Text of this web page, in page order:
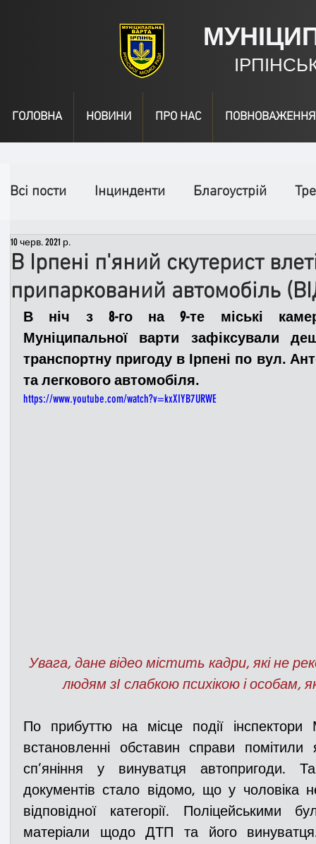
ГОЛОВНА НОВИНИ ПРО НАС ПОВНОВАЖЕННЯ
Всі пости Інцинденти Благоустрій
День народження
Спільні заходи
Медицина Новини ДТП
В Ірпені п'яний скутерист
припаркований автомобіль
10 черв. 2021 р.
В ніч з 8-го на 9-те міські
Муніципальної варти зафіксували
транспортну пригоду в Ірпені по вул.
та легкового автомобіля.
https://www.youtube.com/watch?v=kxXIYB7URWE
Увага, дане відео містить кадри, які не
людям зІ слабкою психікою і особам,
По прибуттю на місце події інспектори
встановленні обставин справи помітили
сп’яніння у винуватця автопригоди.
документів стало відомо, що у чоловіка
відповідної категорії. Поліцейськими
матеріали щодо ДТП та його